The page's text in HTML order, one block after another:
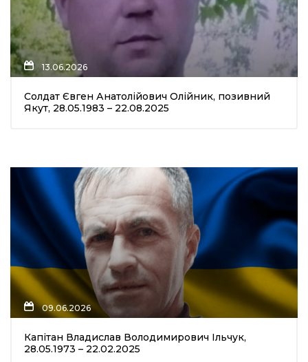
13.06.2026
Солдат Євген Анатолійович Олійник, позивний
Якут, 28.05.1983 – 22.08.2025
09.06.2026
Капітан Владислав Володимирович Ільчук,
28.05.1973 – 22.02.2025